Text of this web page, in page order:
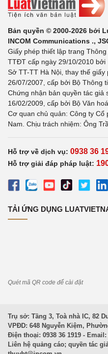
Bản quyền © 2000-2026 bởi
INCOM Communications .,
Giấy phép thiết lập trang
TTĐT cấp ngày 29/10/2010 bởi
Sở TT-TT Hà Nội, thay thế
26/07/2007, cấp bởi Bộ Thông
Chứng nhận bản quyền tác giả
16/02/2009, cấp bởi Bộ Văn
Cơ quan chủ quản: Công ty Cổ
Nam. Chịu trách nhiệm: Ông
Hỗ trợ về dịch vụ: 0938 36
Hỗ trợ giải đáp pháp luật:
TẢI ỨNG DỤNG
Quét mã QR code để cài đặt
Trụ sở: Tầng 3, Toà nhà IC, 82
VPĐD: 648 Nguyễn Kiệm,
Điện thoại: 0938 36 1919 - Email:
Liên hệ quảng cáo; quyền tác